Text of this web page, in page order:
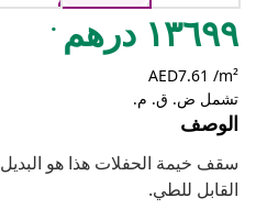
١٣٦٩٩ درهم .
AED7.61 /m²
تشمل ض. ق. م.
الوصف
سقف خيمة الحفلات هذا هو
القابل للطي.